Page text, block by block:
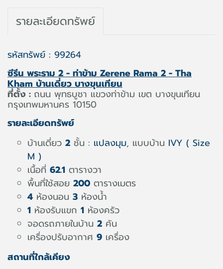
รายละเอียดทรัพย์
รหัสทรัพย์ : 99264
ซีรีน พระราม 2 - ท่าข้าม Zerene Rama 2 - Tha
Kham บ้านเดี่ยว บางขุนเทียน
ที่ตั้ง : ถนน พุทธบูชา แขวงท่าข้าม เขต บางขุนเทียน
กรุงเทพมหานคร 10150
รายละเอียดทรัพย์
บ้านเดี่ยว 2 ชั้น : แปลงมุม, แบบบ้าน IVY ( Size
M )
เนื้อที่ 62.1 ตารางวา
พื้นที่ใช้สอย 200 ตารางเมตร
4 ห้องนอน 3 ห้องน้ำ
1 ห้องรับแขก 1 ห้องครัว
จอดรถภายในบ้าน 2 คัน
เครื่องปรับอากาศ 9 เครื่อง
สถานที่ใกล้เคียง